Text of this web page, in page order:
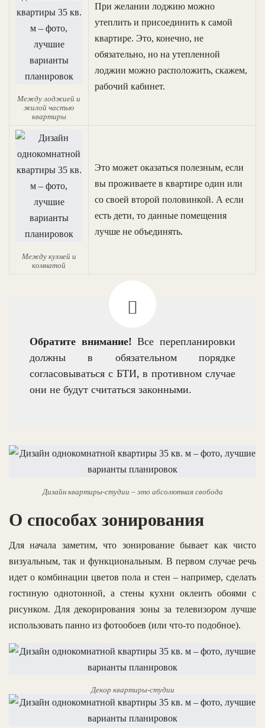
Между лоджией и
жилой частью
квартиры
При желании лоджию можно
утеплить и присоединить к самой
квартире. Это, конечно, не
обязательно, но на утепленной
лоджии можно расположить, скажем,
рабочий кабинет.
Между кухней и
комнатой
Это может оказаться полезным, если
вы проживаете в квартире один или
со своей второй половинкой. А если
есть дети, то данные помещения
лучше не объединять.
Обратите внимание! Все перепланировки
должны в обязательном порядке
согласовываться с БТИ, в противном случае
они не будут считаться законными.
Дизайн квартиры-студии – это абсолютная свобода
О способах зонирования
Для начала заметим, что зонирование бывает как чисто
визуальным, так и функциональным. В первом случае речь
идет о комбинации цветов пола и стен – например, сделать
гостиную однотонной, а стены кухни оклеить обоями с
рисунком. Для декорирования зоны за телевизором лучше
использовать панно из фотообоев (или что-то подобное).
Декор квартиры-студии